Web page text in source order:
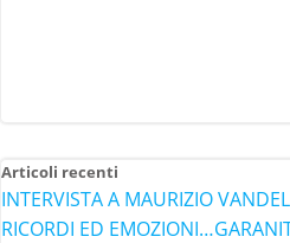
Articoli recenti
INTERVISTA A MAURIZIO
RICORDI ED